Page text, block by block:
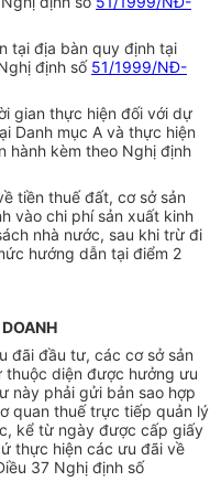
tại địa bàn quy định tại
định số 51/1999/NĐ-
gian thực hiện đối với dự
Danh mục A và thực hiện
hành kèm theo Nghị định
tiền thuế đất, cơ sở sản
vào chi phí sản xuất kinh
nhà nước, sau khi trừ đi
hướng dẫn tại điểm 2
đãi đầu tư, các cơ sở sản
diện được hưởng ưu
này phải gửi bản sao hợp
quan thuế trực tiếp quản lý
kể từ ngày được cấp giấy
thực hiện các ưu đãi về
37 Nghị định số